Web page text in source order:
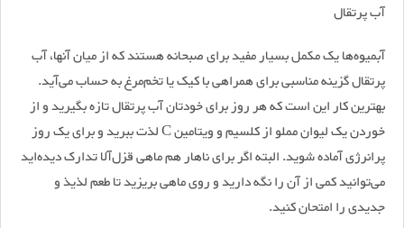
آب پرتقال
آبمیوه‌ها یک مکمل بسیار مفید برای صبحانه هستند که از میان آنها، آب
پرتقال گزینه مناسبی برای همراهی با کیک یا تخم‌مرغ به حساب می‌آید.
بهترین کار این است که هر روز برای خودتان آب پرتقال تازه بگیرید و از
خوردن یک لیوان مملو از کلسیم و ویتامین C لذت ببرید و برای یک روز
پرانرژی آماده شوید. البته اگر برای ناهار هم ماهی قزل‌آلا تدارک دیده‌اید
می‌توانید کمی از آن را نگه دارید و روی ماهی بریزید تا طعم لذیذ و
جدیدی را امتحان کنید.